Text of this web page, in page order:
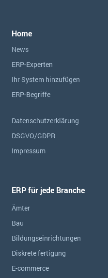
Home
News
ERP-Experten
Ihr System hinzufügen
ERP-Begriffe
Datenschutzerklärung
DSGVO/GDPR
Impressum
ERP für jede Branche
Ämter
Bau
Bildungseinrichtungen
Diskrete fertigung
E-commerce